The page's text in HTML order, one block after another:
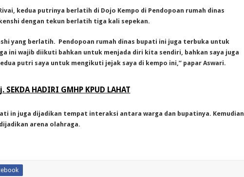
kedua putrinya berlatih di Dojo Kempo di Pendopoan rumah dinas
dengan tekun berlatih tiga kali sepekan.
yang berlatih. Pendopoan rumah dinas bupati ini juga terbuka untuk
ini wajib diikuti bahkan untuk menjada diri kita sendiri, bahkan saya juga
putri saya untuk mengikuti jejak saya di kempo ini,” papar Aswari.
SEKDA HADIRI GMHP KPUD LAHAT
in juga dijadikan tempat interaksi antara warga dan bupatinya. Kemudian
arena olahraga.